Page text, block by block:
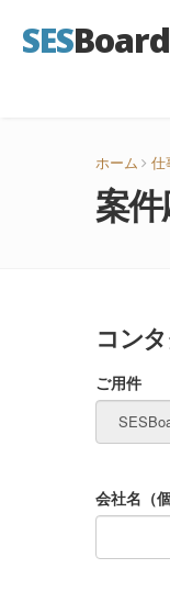
SESBoard
ホーム 仕
案
コン
ご用件
会社名（